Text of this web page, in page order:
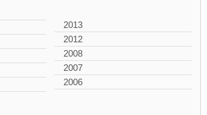
2013
2012
2008
2007
2006